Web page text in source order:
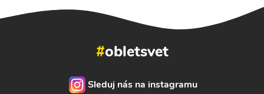
#obletsvet
Sleduj nás na instagramu